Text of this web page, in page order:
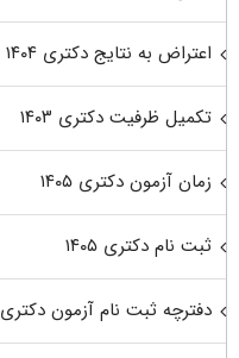
اعتراض به نتایج دکتری ۱۴۰۴
تکمیل ظرفیت دکتری ۱۴۰۳
زمان آزمون دکتری ۱۴۰۵
ثبت نام دکتری ۱۴۰۵
دفترچه ثبت نام آزمون دکتری ۱۴۰۴